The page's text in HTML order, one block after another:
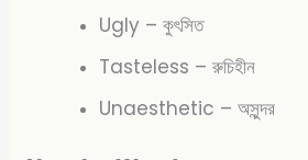
Ugly – কুৎসিত
Tasteless – রুচিহীন
Unaesthetic – অসুন্দর